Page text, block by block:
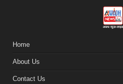
Home
About Us
Contact Us